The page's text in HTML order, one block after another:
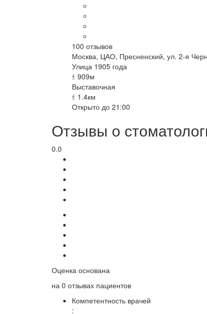
100 отзывов
Москва, ЦАО, Пресненский, ул. 2-я
Улица 1905 года
909м
Выставочная
1.4км
Открыто до 21:00
Отзывы о
0.0
Оценка основана
на 0 отзывах пациентов
Компетентность врачей
: